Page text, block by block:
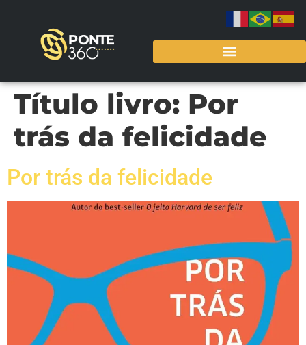
Título livro: Por
trás da felicidade
Por trás da felicidade